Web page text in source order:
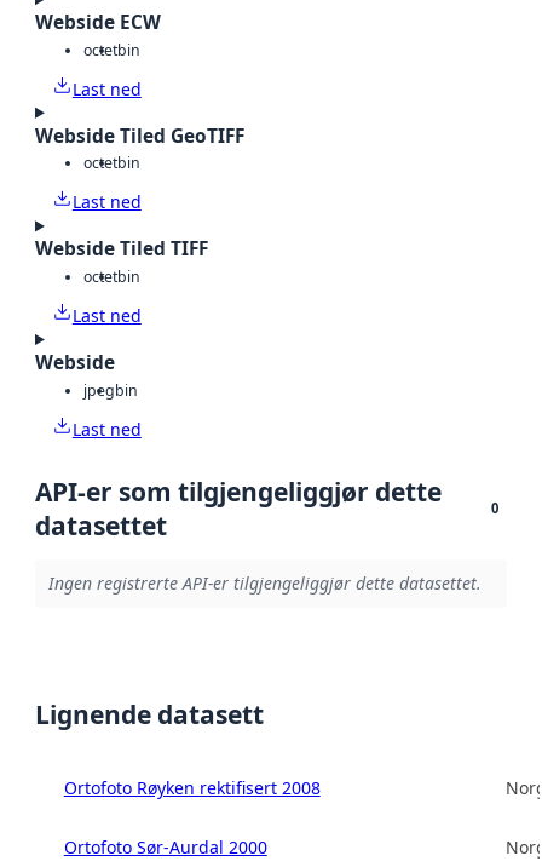
Webside ECW
octetbin
Last ned
Webside Tiled GeoTIFF
octetbin
Last ned
Webside Tiled TIFF
octetbin
Last ned
Webside
jpegbin
Last ned
API-er som tilgjengeliggjør dette
datasettet
0
Ingen registrerte API-er tilgjengeliggjør dette datasettet.
Lignende datasett
Ortofoto Røyken rektifisert 2008
Ortofoto Sør-Aurdal 2000